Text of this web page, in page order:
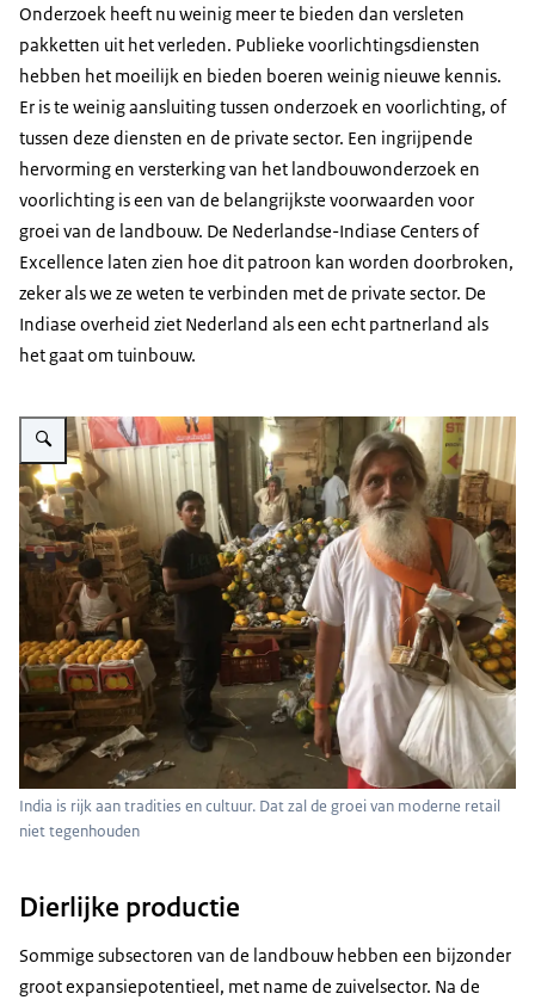
Onderzoek heeft nu weinig meer te bieden dan versleten
pakketten uit het verleden. Publieke voorlichtingsdiensten
hebben het moeilijk en bieden boeren weinig nieuwe kennis.
Er is te weinig aansluiting tussen onderzoek en voorlichting, of
tussen deze diensten en de private sector. Een ingrijpende
hervorming en versterking van het landbouwonderzoek en
voorlichting is een van de belangrijkste voorwaarden voor
groei van de landbouw. De Nederlandse-Indiase Centers of
Excellence laten zien hoe dit patroon kan worden doorbroken,
zeker als we ze weten te verbinden met de private sector. De
Indiase overheid ziet Nederland als een echt partnerland als
het gaat om tuinbouw.
Vergroot afbeelding Een droomfoto: dat consumenten worden overtuigd
India is rijk aan tradities en cultuur. Dat zal de groei van moderne retail
niet tegenhouden
Dierlijke productie
Sommige subsectoren van de landbouw hebben een bijzonder
groot expansiepotentieel, met name de zuivelsector. Na de